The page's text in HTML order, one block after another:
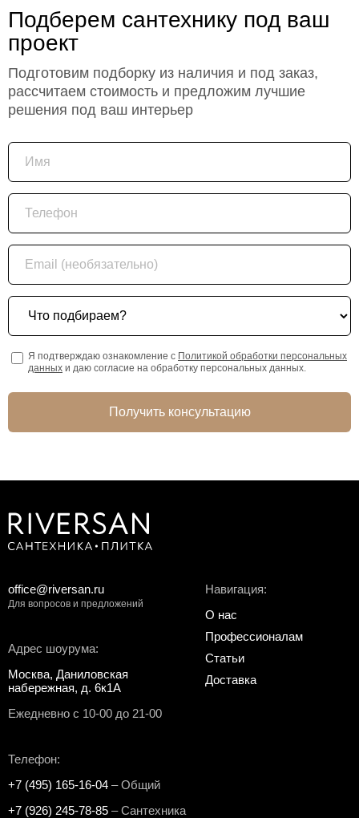
Подберем сантехнику под ваш
проект
Подготовим подборку из наличия и под заказ,
рассчитаем стоимость и предложим лучшие
решения под ваш интерьер
Имя
Телефон
Email (необязательно)
Что подбираем?
Я подтверждаю ознакомление с Политикой обработки персональных
данных и даю согласие на обработку персональных данных.
Получить консультацию
Адрес шоурума:
Москва, Даниловская
набережная, д. 6к1А
Ежедневно с 10-00 до 21-00
Телефон:
+7 (495) 165-16-04 – Общий
+7 (926) 245-78-85 – Сантехника
Навигация:
О нас
Профессионалам
Статьи
Доставка
office@riversan.ru
Для вопросов и предложений